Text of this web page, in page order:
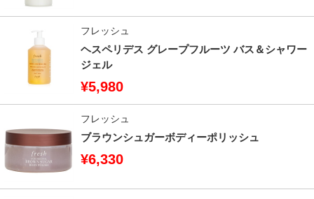
フレッシュ
ヘスペリデス グレープフルーツ バス＆シャワー
ジェル
¥5,980
フレッシュ
ブラウンシュガーボディーポリッシュ
¥6,330